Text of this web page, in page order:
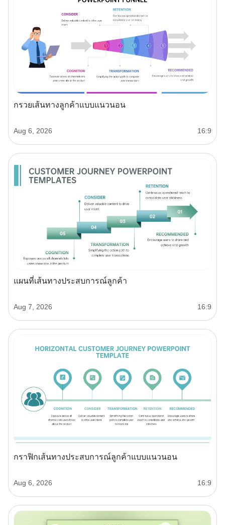
กรวยเส้นทางลูกค้าแบบแนวนอน
Aug 6, 2026 16:9
แผนที่เส้นทางประสบการณ์ลูกค้า
Aug 7, 2026 16:9
กราฟิกเส้นทางประสบการณ์ลูกค้าแบบแนวนอน
Aug 6, 2026 16:9